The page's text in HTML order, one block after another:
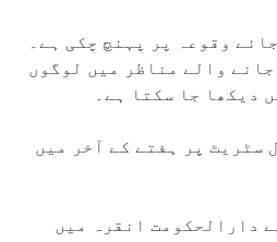
وقوعہ پر پہنچ چکی ہے۔
والے مناظر میں لوگوں
دیکھا جا سکتا ہے۔
سٹریٹ پر ہفتے کے آخر میں
دارالحکومت انقرہ میں